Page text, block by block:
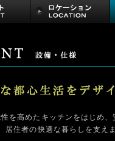
を高めたキッチンをはじめ
居住者の快適な暮らしを支えま